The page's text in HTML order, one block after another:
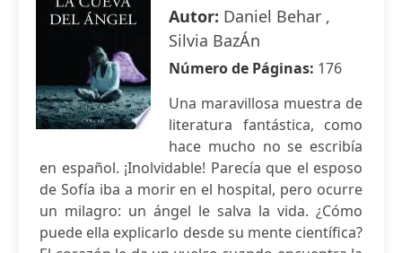
Autor: Daniel Behar ,
Silvia BazÁn
Número de Páginas: 176
Una maravillosa muestra de
literatura fantástica, como
hace mucho no se escribía
en español. ¡Inolvidable! Parecía que el esposo
de Sofía iba a morir en el hospital, pero ocurre
un milagro: un ángel le salva la vida. ¿Cómo
puede ella explicarlo desde su mente científica?